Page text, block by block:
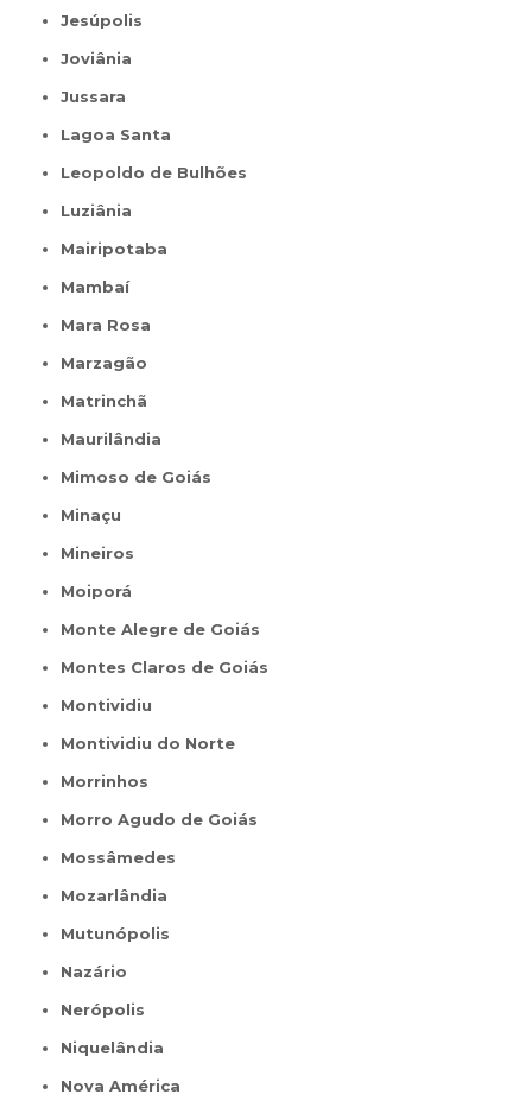
Jesúpolis
Joviânia
Jussara
Lagoa Santa
Leopoldo de Bulhões
Luziânia
Mairipotaba
Mambaí
Mara Rosa
Marzagão
Matrinchã
Maurilândia
Mimoso de Goiás
Minaçu
Mineiros
Moiporá
Monte Alegre de Goiás
Montes Claros de Goiás
Montividiu
Montividiu do Norte
Morrinhos
Morro Agudo de Goiás
Mossâmedes
Mozarlândia
Mutunópolis
Nazário
Nerópolis
Niquelândia
Nova América